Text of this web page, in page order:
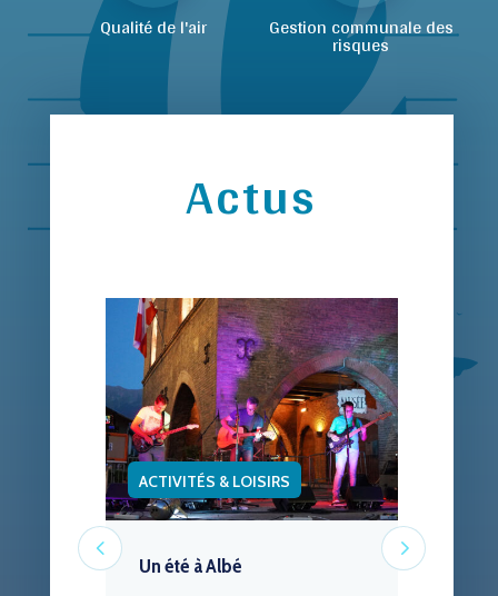
Qualité de l'air Gestion communale des
risques
Actus
ACTIVITÉS & LOISIRS
Un été à Albé
HISTOIRE ET
Les rendez-